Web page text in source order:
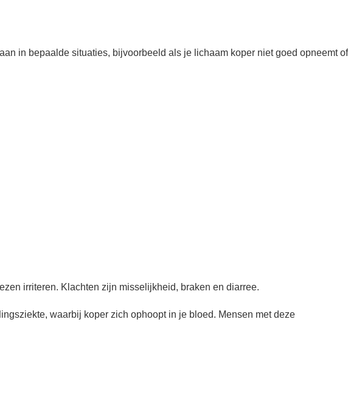
in bepaalde situaties, bijvoorbeeld als je lichaam koper niet goed opneemt of
irriteren. Klachten zijn misselijkheid, braken en diarree.
waarbij koper zich ophoopt in je bloed. Mensen met deze